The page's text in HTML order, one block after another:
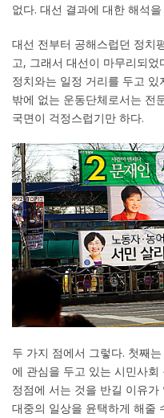
없다. 대선 결과에 대한 해석
대선 전부터 공해스럽던 정치
고, 그래서 대선이 마무리되
정치와는 일정 거리를 두고
밖에 없는 운동단체로서는 전
국면이 걱정스럽기만 하다.
두 가지 점에서 그렇다. 첫째
에 관심을 두고 있는 시민사
정점에 서는 것을 반길 이유
대중의 일상을 윤택하게 해줄